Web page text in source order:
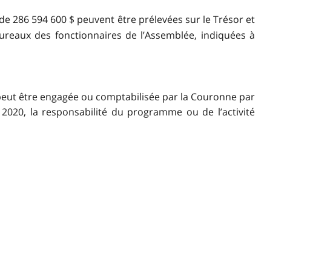
286 594 600 $ peuvent être prélevées sur le Trésor et
des fonctionnaires de l’Assemblée, indiquées à
être engagée ou comptabilisée par la Couronne par
la responsabilité du programme ou de l’activité